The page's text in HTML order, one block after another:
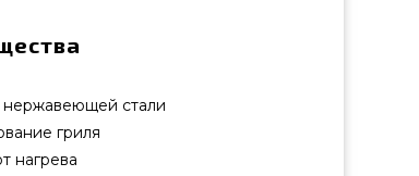
нержавеющей стали
гриля
нагрева